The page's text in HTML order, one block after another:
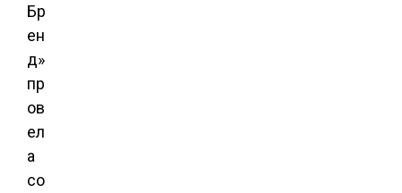
Бр
ен
д»
пр
ов
ел
а
со